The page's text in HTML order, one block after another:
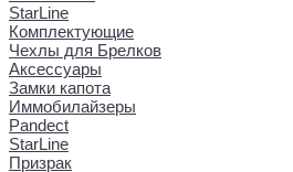
StarLine
Комплектующие
Чехлы для Брелков
Аксессуары
Замки капота
Иммобилайзеры
Pandect
StarLine
Призрак